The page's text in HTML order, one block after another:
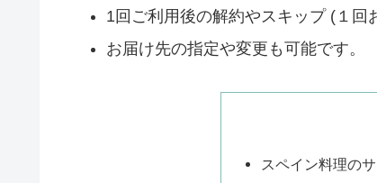
1回ご利用後の解約やスキップ (１回
お届け先の指定や変更も可能です。
スペイン料理の